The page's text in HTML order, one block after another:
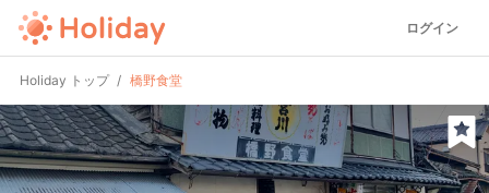
ログイン
Holiday トップ 橋野食堂